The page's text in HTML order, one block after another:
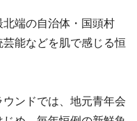
北端の自治体・国頭村
芸能などを肌で感じる恒
ンドでは、地元青年会